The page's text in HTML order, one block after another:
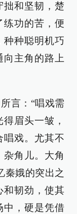
拙和坚韧，楚
练功的苦，便
种种聪明机巧
向主角的路上
言：“唱戏需
眉头一皱，
唱戏。尤其不
角儿。大角
秦娥的突出之
和韧劲，使其
中，硬是凭借